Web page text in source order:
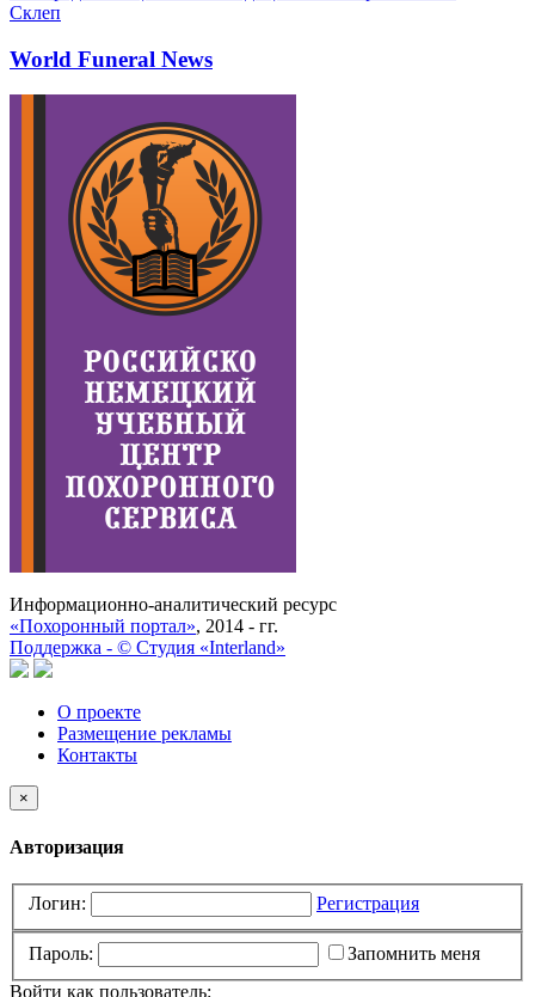
Склеп
World Funeral News
Информационно-аналитический ресурс
«Похоронный портал», 2014 - гг.
Поддержка - © Cтудия «Interland»
О проекте
Размещение рекламы
Контакты
×
Авторизация
Логин: Регистрация
Пароль:
Запомнить меня
Войти как пользователь: